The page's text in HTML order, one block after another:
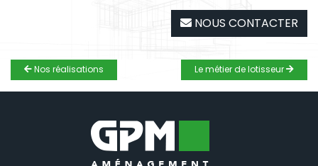
NOUS CONTACTER
Nos réalisations Le métier de lotisseur